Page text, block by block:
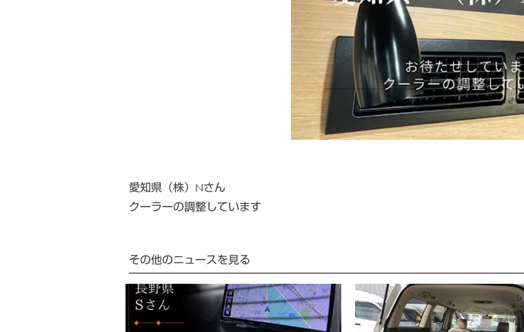
愛知県（株）Nさん
クーラーの調整しています
その他のニュースを見る